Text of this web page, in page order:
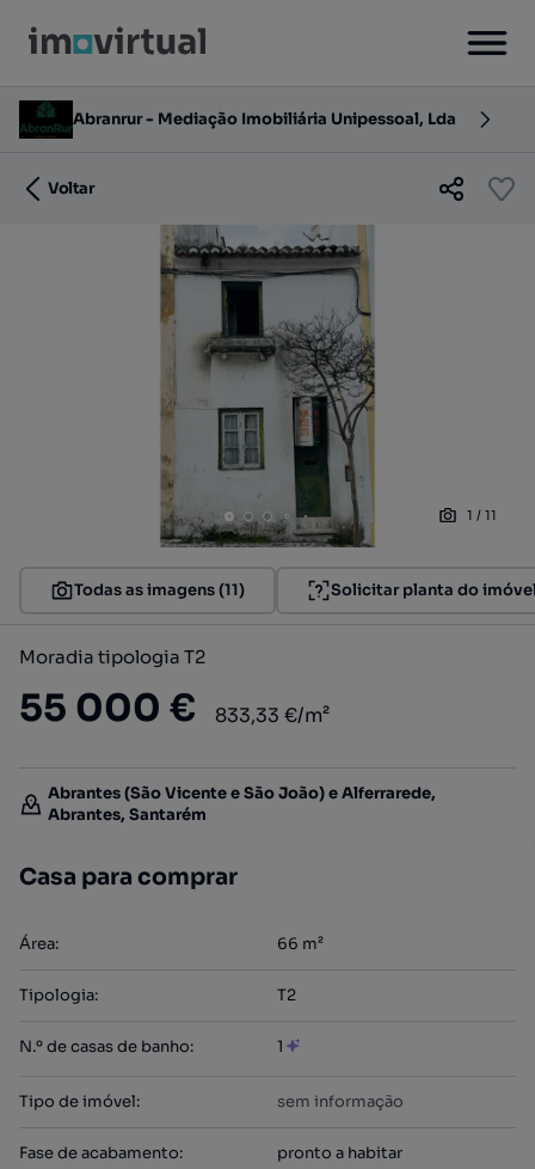
Abranrur - Mediação Imobiliária Unipessoal, Lda
Voltar
1 / 11
Todas as imagens (11) Solicitar planta do
Moradia tipologia T2
55 000 € 833,33 €/m²
Abrantes (São Vicente e São João) e Alferrarede,
Abrantes, Santarém
Casa para comprar
Área: 66 m²
Tipologia: T2
N.º de casas de banho: 1
Tipo de imóvel: sem informação
Fase de acabamento: pronto a habitar